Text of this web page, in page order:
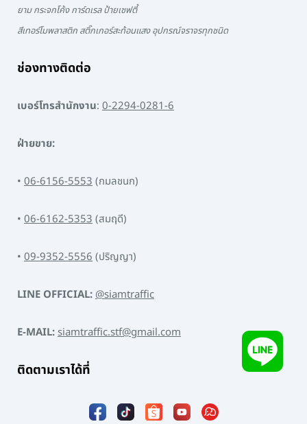
ยาม กระจกโค้ง การ์ดเรล ป้ายเซฟตี้
สีเทอร์โมพลาสติก สติ๊กเกอร์สะท้อนแสง อุปกรณ์จราจรทุกชนิด
ช่องทางติดต่อ
เบอร์โทรสำนักงาน: 0-2294-0281-6
ฝ่ายขาย:
• 06-6156-5553(กมลชนก)
• 06-6162-5353(สมฤดี)
• 09-9352-5556(ปริญญา)
LINE OFFICIAL:@siamtraffic
E-MAIL:siamtraffic.stf@gmail.com
ติดตามเราได้ที่